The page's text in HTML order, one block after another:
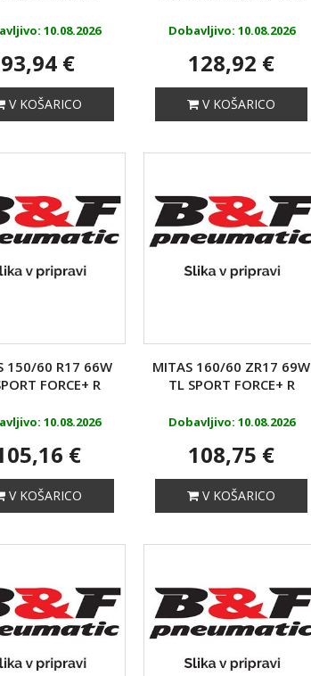
10.08.2026
93,94 €
V KOŠARICO
Dobavljivo: 10.08.2026
128,92 €
V KOŠARICO
150/60 R17 66W
FORCE+ R
10.08.2026
€
V KOŠARICO
MITAS 160/60 ZR17 69W
TL SPORT FORCE+ R
Dobavljivo: 10.08.2026
108,75 €
V KOŠARICO